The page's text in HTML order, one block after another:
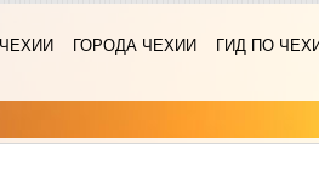
ГОРОДА ЧЕХИИ ГИД ПО